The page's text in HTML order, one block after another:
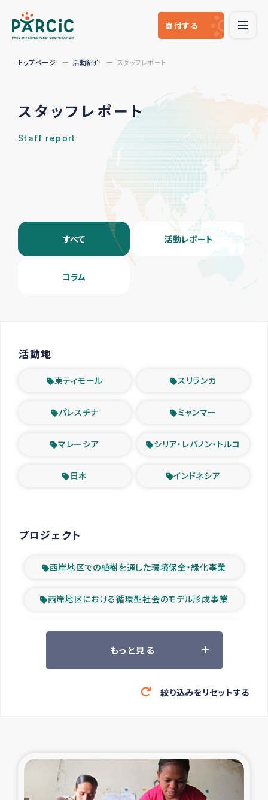
寄付する
トップページ 活動紹介 スタッフレポート
スタッフレポート
Staff report
すべて 活動レポート
コラム
活動地
東ティモール スリランカ
パレスチナ ミャンマー
マレーシア シリア・レバノン・トルコ
日本 インドネシア
プロジェクト
西岸地区での植樹を通した環境保全・緑化事業
西岸地区における循環型社会のモデル形成事業
ツアー参加者の声
緊急救援の時代
東ティモール豪雨緊急支援
大雨による洪水被災者支援
もっと見る
絞り込みをリセットする